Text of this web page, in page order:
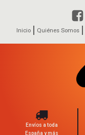
Inicio Quiénes Somos
Envíos a toda
España y más